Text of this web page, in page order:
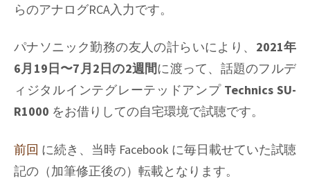
き
ナ
グ
入
力
レ
コ
ー
らのアナログRCA入力です。
パナソニック勤務の友人の計らいにより、 2021年
6月19日〜7月2日の2週間に渡って、話題のフルデ
ィジタルインテグレーテッドアンプ Technics SU-
R1000 をお借りしての自宅環境で試聴です。
前回 に続き、当時 Facebook に毎日載せていた試聴
記の（加筆修正後の）転載となります。